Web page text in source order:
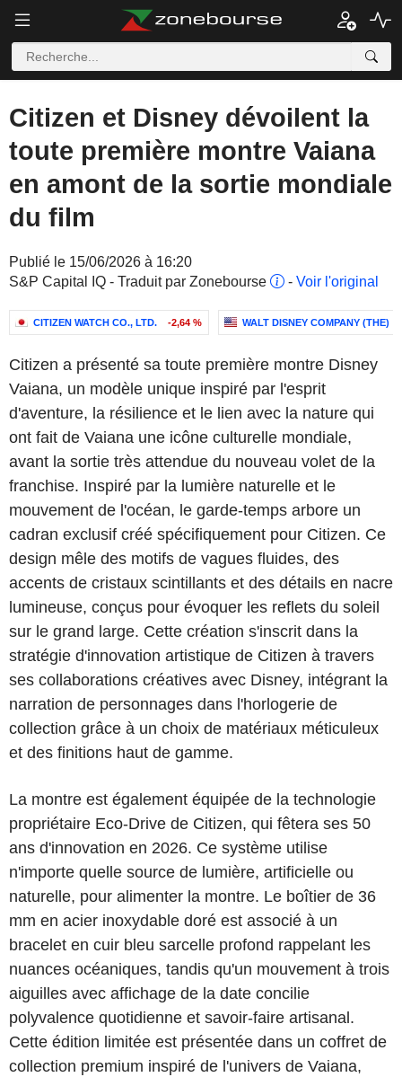
Citizen et Disney dévoilent la
toute première montre Vaiana
en amont de la sortie mondiale
du film
Publié le 15/06/2026 à 16:20
S&P Capital IQ - Traduit par Zonebourse
- Voir l'original
CITIZEN WATCH CO., LTD. -2,64 % WALT DISNEY COMPANY (THE)
Citizen a présenté sa toute première montre Disney
Vaiana, un modèle unique inspiré par l'esprit
d'aventure, la résilience et le lien avec la nature qui
ont fait de Vaiana une icône culturelle mondiale,
avant la sortie très attendue du nouveau volet de la
franchise. Inspiré par la lumière naturelle et le
mouvement de l'océan, le garde-temps arbore un
cadran exclusif créé spécifiquement pour Citizen. Ce
design mêle des motifs de vagues fluides, des
accents de cristaux scintillants et des détails en nacre
lumineuse, conçus pour évoquer les reflets du soleil
sur le grand large. Cette création s'inscrit dans la
stratégie d'innovation artistique de Citizen à travers
ses collaborations créatives avec Disney, intégrant la
narration de personnages dans l'horlogerie de
collection grâce à un choix de matériaux méticuleux
et des finitions haut de gamme.
La montre est également équipée de la technologie
propriétaire Eco-Drive de Citizen, qui fêtera ses 50
ans d'innovation en 2026. Ce système utilise
n'importe quelle source de lumière, artificielle ou
naturelle, pour alimenter la montre. Le boîtier de 36
mm en acier inoxydable doré est associé à un
bracelet en cuir bleu sarcelle profond rappelant les
nuances océaniques, tandis qu'un mouvement à trois
aiguilles avec affichage de la date concilie
polyvalence quotidienne et savoir-faire artisanal.
Cette édition limitée est présentée dans un coffret de
collection premium inspiré de l'univers de Vaiana,